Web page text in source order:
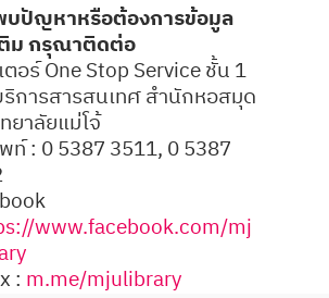
บปัญหาหรือต้องการข้อมูล
ม กรุณาติดต่อ
ตอร์ One Stop Service ชั้น 1
การสารสนเทศ สำนักหอสมุด
ยาลัยแม่โจ้
ท์ : 0 5387 3511, 0 5387
www.facebook.com/mj
: m.me/mjulibrary